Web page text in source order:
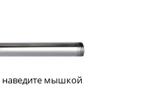
наведите мышкой